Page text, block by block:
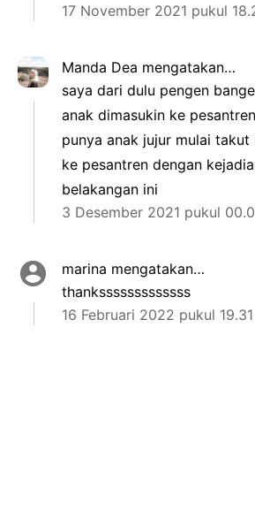
17 November 2021 pukul
Manda Dea mengatakan…
saya dari dulu pengen
anak dimasukin ke
punya anak jujur mulai takut
ke pesantren dengan
belakangan ini
3 Desember 2021 pukul
marina mengatakan…
thanksssssssssssss
16 Februari 2022 pukul 19.31